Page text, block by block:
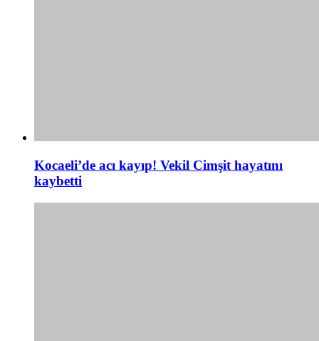
Kocaeli’de acı kayıp! Vekil Cimşit hayatını
kaybetti